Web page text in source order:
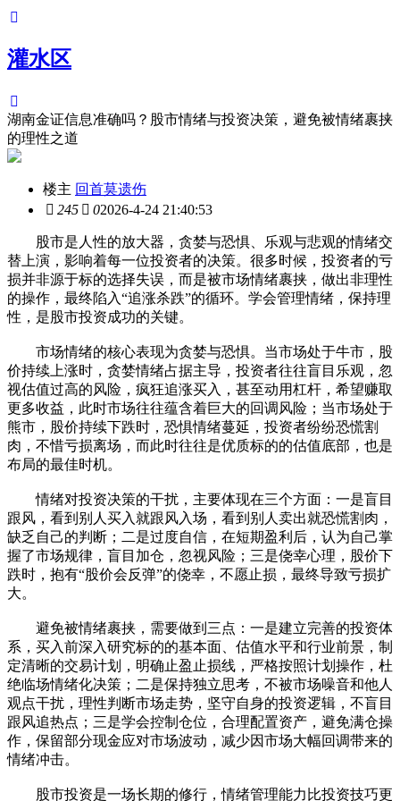
灌水区
湖南金证信息准确吗？股市情绪与投资决策，避免被情绪裹挟
的理性之道
楼主 回首莫遗伤
245
02026-4-24 21:40:53
股市是人性的放大器，贪婪与恐惧、乐观与悲观的情绪交
替上演，影响着每一位投资者的决策。很多时候，投资者的亏
损并非源于标的选择失误，而是被市场情绪裹挟，做出非理性
的操作，最终陷入“追涨杀跌”的循环。学会管理情绪，保持理
性，是股市投资成功的关键。
市场情绪的核心表现为贪婪与恐惧。当市场处于牛市，股
价持续上涨时，贪婪情绪占据主导，投资者往往盲目乐观，忽
视估值过高的风险，疯狂追涨买入，甚至动用杠杆，希望赚取
更多收益，此时市场往往蕴含着巨大的回调风险；当市场处于
熊市，股价持续下跌时，恐惧情绪蔓延，投资者纷纷恐慌割
肉，不惜亏损离场，而此时往往是优质标的的估值底部，也是
布局的最佳时机。
情绪对投资决策的干扰，主要体现在三个方面：一是盲目
跟风，看到别人买入就跟风入场，看到别人卖出就恐慌割肉，
缺乏自己的判断；二是过度自信，在短期盈利后，认为自己掌
握了市场规律，盲目加仓，忽视风险；三是侥幸心理，股价下
跌时，抱有“股价会反弹”的侥幸，不愿止损，最终导致亏损扩
大。
避免被情绪裹挟，需要做到三点：一是建立完善的投资体
系，买入前深入研究标的的基本面、估值水平和行业前景，制
定清晰的交易计划，明确止盈止损线，严格按照计划操作，杜
绝临场情绪化决策；二是保持独立思考，不被市场噪音和他人
观点干扰，理性判断市场走势，坚守自身的投资逻辑，不盲目
跟风追热点；三是学会控制仓位，合理配置资产，避免满仓操
作，保留部分现金应对市场波动，减少因市场大幅回调带来的
情绪冲击。
股市投资是一场长期的修行，情绪管理能力比投资技巧更